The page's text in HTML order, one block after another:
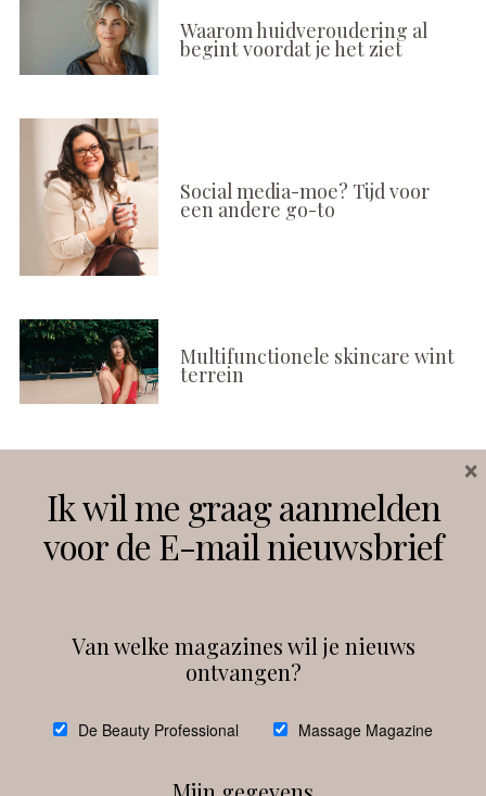
Waarom huidveroudering al
begint voordat je het ziet
Social media-moe? Tijd voor
een andere go-to
Multifunctionele skincare wint
terrein
Instagram Facebook
debeautyprofessional
Ik wil me graag aanmelden
voor de E-mail nieuwsbrief
Van welke magazines wil je nieuws
ontvangen?
De Beauty Professional Massage Magazine
×